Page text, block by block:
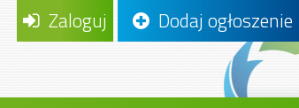
Zaloguj Dodaj ogłoszenie